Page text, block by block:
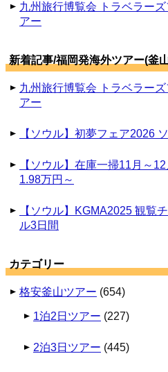
九州旅行博覧会 トラベラー
アー
新着記事/福岡発海外ツアー(釜
九州旅行博覧会 トラベラー
アー
【ソウル】初夢フェア2026
【ソウル】在庫一掃11月～
1.98万円～
【ソウル】KGMA2025 観覧
ル3日間
カテゴリー
格安釜山ツアー (654)
1泊2日ツアー (227)
2泊3日ツアー (445)